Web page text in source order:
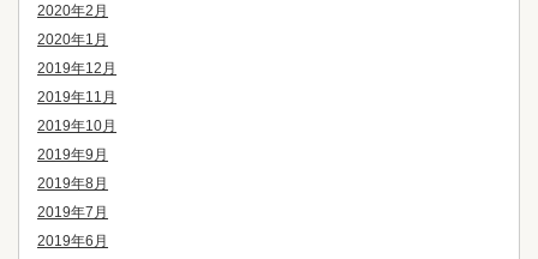
2020年2月
2020年1月
2019年12月
2019年11月
2019年10月
2019年9月
2019年8月
2019年7月
2019年6月